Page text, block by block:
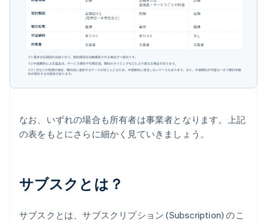
なお、いずれの場合も所有者は事業者となります。上記
の表をもとにさらに細かく見ていきましょう。
サブスクとは？
サブスクとは、サブスクリプション (Subscription) のこ